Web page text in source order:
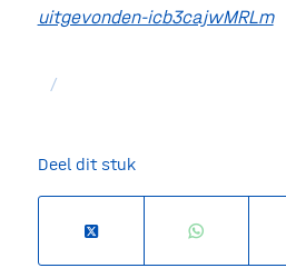
uitgevonden-icb3cajwMRLm
/
Deel dit stuk